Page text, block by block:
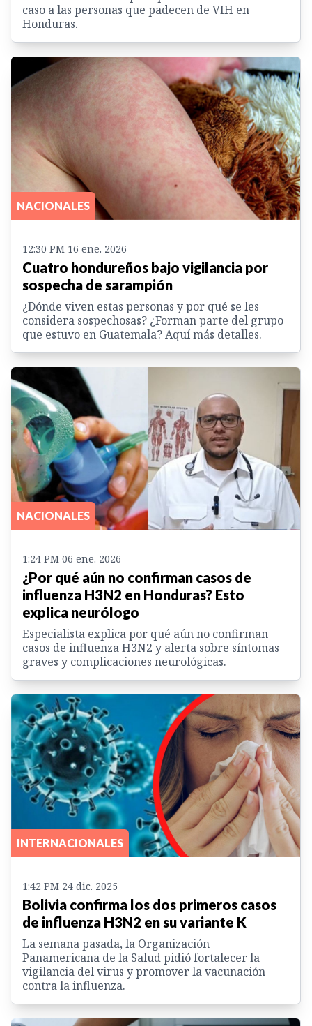
caso a las personas que padecen de VIH en
Honduras.
NACIONALES
12:30 PM 16 ene. 2026
Cuatro hondureños bajo vigilancia por
sospecha de sarampión
¿Dónde viven estas personas y por qué se les
considera sospechosas? ¿Forman parte del grupo
que estuvo en Guatemala? Aquí más detalles.
NACIONALES
1:24 PM 06 ene. 2026
¿Por qué aún no confirman casos de
influenza H3N2 en Honduras? Esto
explica neurólogo
Especialista explica por qué aún no confirman
casos de influenza H3N2 y alerta sobre síntomas
graves y complicaciones neurológicas.
INTERNACIONALES
1:42 PM 24 dic. 2025
Bolivia confirma los dos primeros casos
de influenza H3N2 en su variante K
La semana pasada, la Organización
Panamericana de la Salud pidió fortalecer la
vigilancia del virus y promover la vacunación
contra la influenza.